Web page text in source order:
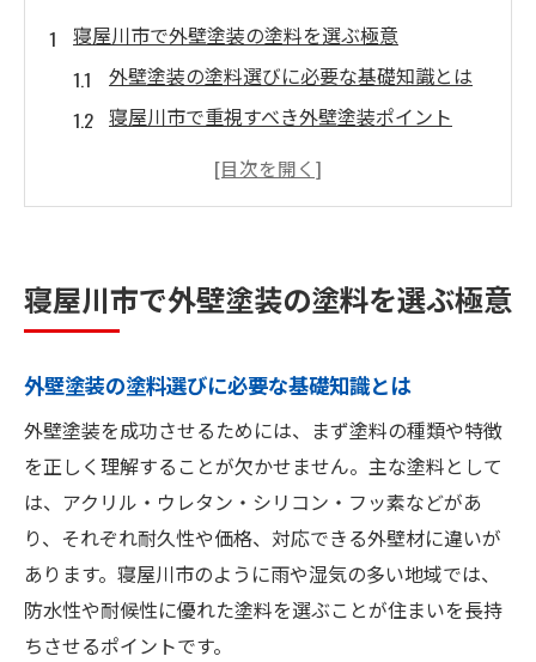
寝屋川市で外壁塗装の塗料を選ぶ極意
外壁塗装の塗料選びに必要な基礎知識とは
寝屋川市で重視すべき外壁塗装ポイント
外壁塗装助成金の活用と塗料選択の関係性
外壁塗装に最適な塗料の特徴とは何か
耐久性に優れた外壁塗装塗料の見極め方
外壁塗装における省エネ塗料の具体的メリ
ット
外壁塗装と防水性に強い塗料の選択基準
環境に配慮した外壁塗装塗料の選び方
後悔しない塗料選びのポイントをご紹介
外壁塗装で失敗しないための比較ポイント
実際の外壁塗装塗料選定に役立つ基準とは
寝屋川市で外壁塗装の塗料を選ぶ極意
外壁塗装の塗料選びに必要な基礎知識とは
外壁塗装を成功させるためには、まず塗料の種類や特徴
を正しく理解することが欠かせません。主な塗料として
は、アクリル・ウレタン・シリコン・フッ素などがあ
り、それぞれ耐久性や価格、対応できる外壁材に違いが
あります。寝屋川市のように雨や湿気の多い地域では、
防水性や耐候性に優れた塗料を選ぶことが住まいを長持
ちさせるポイントです。